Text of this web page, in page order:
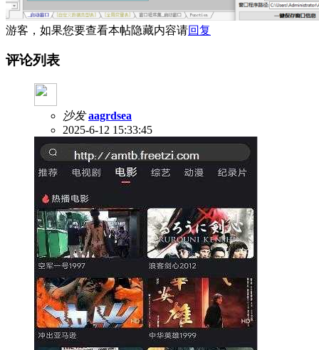
游客，如果您要查看本帖隐藏内容请回复
评论列表
沙发 aagrdsea
2025-6-12 15:33:45